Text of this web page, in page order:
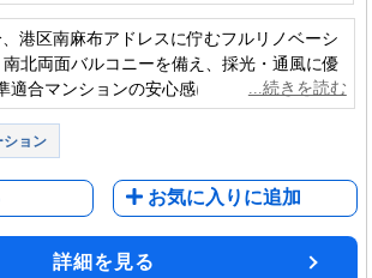
港区南麻布アドレスに佇むフルリノベーシ
北両面バルコニーを備え、採光・通風に優
適合マンションの安心感に加え、家具・エ
新生活を始められる一室です。
ション
お気に入りに追加
詳細を見る